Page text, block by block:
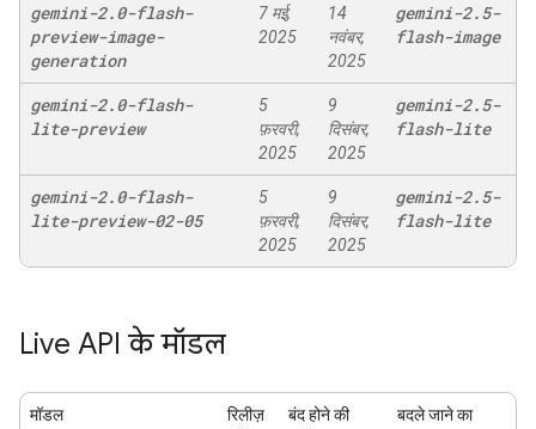
gemini-2.0-flash-
preview-image-
generation
7 मई,
2025
14
नवंबर,
2025
gemini-2.5-
flash-image
gemini-2.0-flash-
lite-preview
5
फ़रवरी,
2025
9
दिसंबर,
2025
gemini-2.5-
flash-lite
gemini-2.0-flash-
lite-preview-02-05
5
फ़रवरी,
2025
9
दिसंबर,
2025
gemini-2.5-
flash-lite
Live API के मॉडल
मॉडल
रिलीज़
बंद होने की
बदले जाने का